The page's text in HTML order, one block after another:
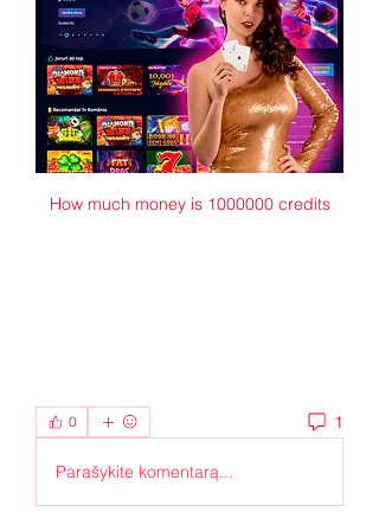
How much money is 1000000 credits
0 1
Parašykite komentarą...